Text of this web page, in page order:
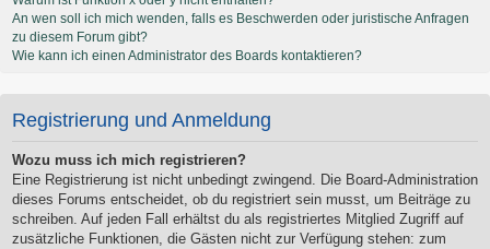
An wen soll ich mich wenden, falls es Beschwerden oder juristische Anfragen
zu diesem Forum gibt?
Wie kann ich einen Administrator des Boards kontaktieren?
Registrierung und Anmeldung
Wozu muss ich mich registrieren?
Eine Registrierung ist nicht unbedingt zwingend. Die Board-Administration
dieses Forums entscheidet, ob du registriert sein musst, um Beiträge zu
schreiben. Auf jeden Fall erhältst du als registriertes Mitglied Zugriff auf
zusätzliche Funktionen, die Gästen nicht zur Verfügung stehen: zum